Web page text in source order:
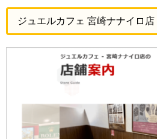
ジュエルカフェ 宮崎ナナイロ店